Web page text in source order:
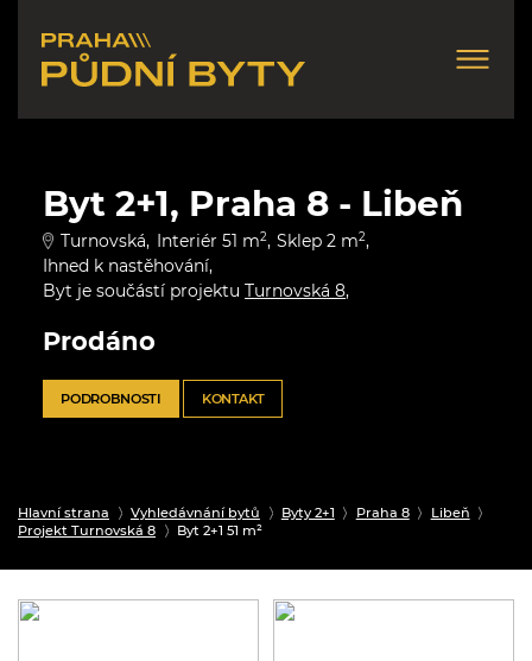
Hlavní strana Vyhledávnání bytů Byty 2+1 Praha 8
Libeň
Projekt Turnovská 8
Byt 2+1 51 m²
Byt 2+1, Praha 8 - Libeň
Turnovská Interiér 51 m2 Sklep 2 m2
Ihned k nastěhování
Byt je součástí projektu Turnovská 8
Prodáno
PODROBNOSTI KONTAKT